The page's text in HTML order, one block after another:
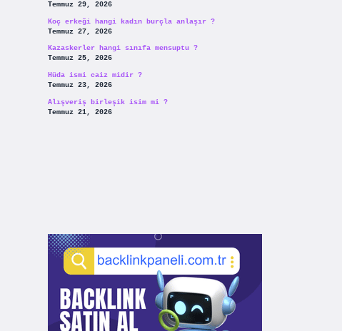
Temmuz 29, 2026
Koç erkeği hangi kadın burçla anlaşır ?
Temmuz 27, 2026
Kazaskerler hangi sınıfa mensuptu ?
Temmuz 25, 2026
Hüda ismi caiz midir ?
Temmuz 23, 2026
Alışveriş birleşik isim mi ?
Temmuz 21, 2026